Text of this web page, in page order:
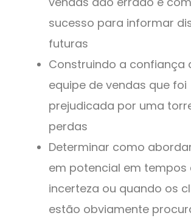
sucesso para informar
futuras
Construindo a confiança
equipe de vendas que foi
prejudicada por uma
perdas
Determinar como
em potencial em tempos
incerteza ou quando os
estão obviamente